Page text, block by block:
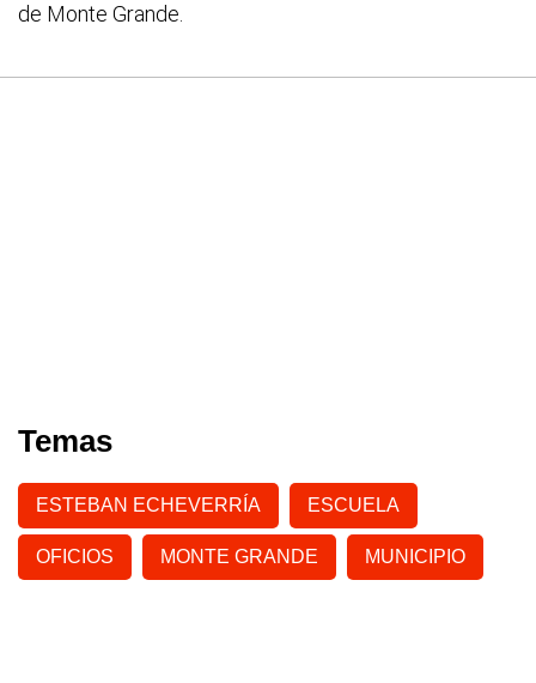
de Monte Grande.
Temas
ESTEBAN ECHEVERRÍA ESCUELA
OFICIOS MONTE GRANDE MUNICIPIO